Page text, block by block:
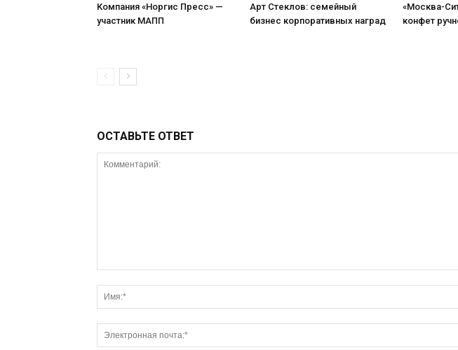
Компания «Норгис Пресс» —
участник МАПП
Арт Стеклов: семейный
бизнес корпоративных наград
«Москва-
конфет
ОСТАВЬТЕ ОТВЕТ